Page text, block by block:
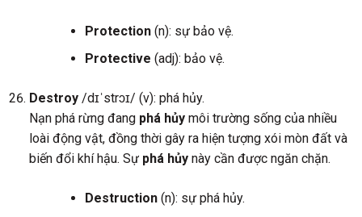
Protection(n): sự bảo vệ.
Protective (adj): bảo vệ.
Destroy/dɪˈstrɔɪ/ (v): phá hủy.
Nạn phá rừng đang phá hủymôi trường sống của nhiều
loài động vật, đồng thời gây ra hiện tượng xói mòn đất và
biến đổi khí hậu. Sự phá hủynày cần được ngăn chặn.
Destruction(n): sự phá hủy.